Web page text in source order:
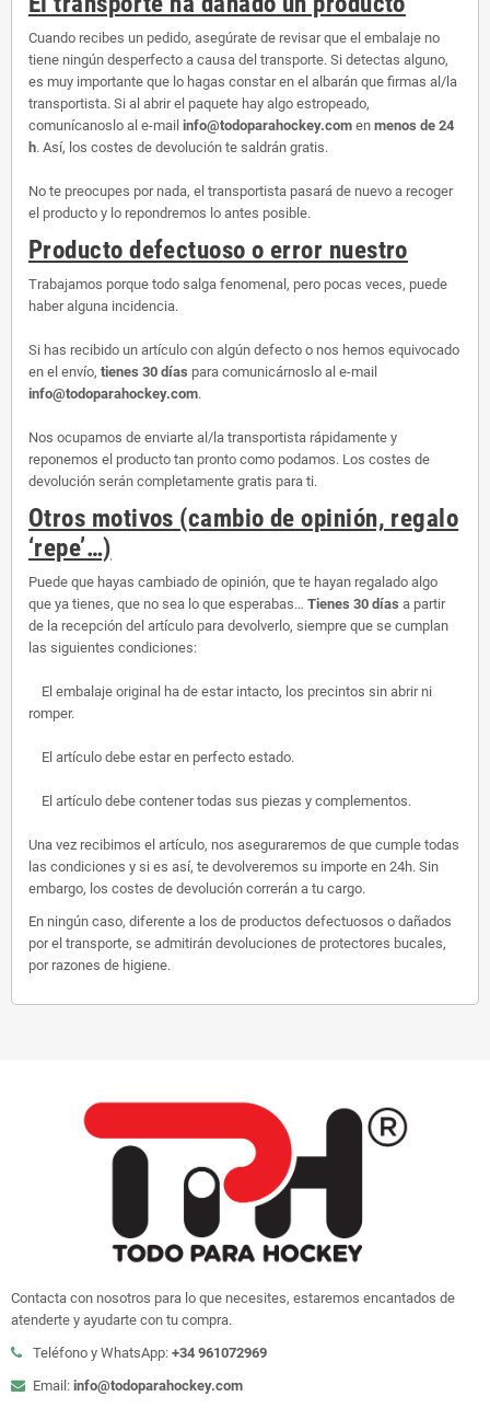
Cuando recibes un pedido, asegúrate de revisar que el embalaje no
tiene ningún desperfecto a causa del transporte. Si detectas alguno,
es muy importante que lo hagas constar en el albarán que firmas al/la
transportista. Si al abrir el paquete hay algo estropeado,
comunícanoslo al e-mail info@todoparahockey.com en menos de 24
h. Así, los costes de devolución te saldrán gratis.
No te preocupes por nada, el transportista pasará de nuevo a recoger
el producto y lo repondremos lo antes posible.
Producto defectuoso o error nuestro
Trabajamos porque todo salga fenomenal, pero pocas veces, puede
haber alguna incidencia.
Si has recibido un artículo con algún defecto o nos hemos equivocado
en el envío, tienes 30 días para comunicárnoslo al e-mail
info@todoparahockey.com.
Nos ocupamos de enviarte al/la transportista rápidamente y
reponemos el producto tan pronto como podamos. Los costes de
devolución serán completamente gratis para ti.
Otros motivos (cambio de opinión, regalo
‘repe’…)
Puede que hayas cambiado de opinión, que te hayan regalado algo
que ya tienes, que no sea lo que esperabas… Tienes 30 días a partir
de la recepción del artículo para devolverlo, siempre que se cumplan
las siguientes condiciones:
El embalaje original ha de estar intacto, los precintos sin abrir ni
romper.
El artículo debe estar en perfecto estado.
El artículo debe contener todas sus piezas y complementos.
Una vez recibimos el artículo, nos aseguraremos de que cumple todas
las condiciones y si es así, te devolveremos su importe en 24h. Sin
embargo, los costes de devolución correrán a tu cargo.
En ningún caso, diferente a los de productos defectuosos o dañados
por el transporte, se admitirán devoluciones de protectores bucales,
por razones de higiene.
Contacta con nosotros para lo que necesites, estaremos encantados de
atenderte y ayudarte con tu compra.
Teléfono y WhatsApp: +34 961072969
Email: info@todoparahockey.com